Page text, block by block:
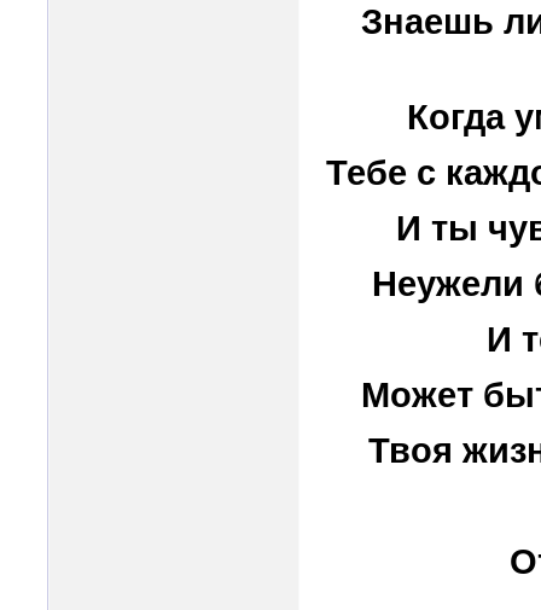
Знаешь
Когда
Тебе с
И ты
Неужели
И
Может
Твоя